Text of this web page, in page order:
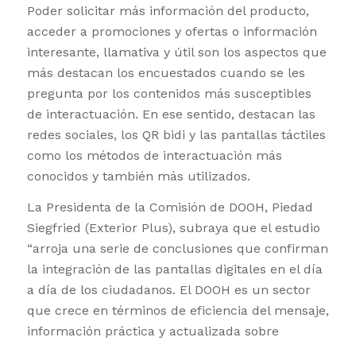
Poder solicitar más información del producto,
acceder a promociones y ofertas o información
interesante, llamativa y útil son los aspectos que
más destacan los encuestados cuando se les
pregunta por los contenidos más susceptibles
de interactuación. En ese sentido, destacan las
redes sociales, los QR bidi y las pantallas táctiles
como los métodos de interactuación más
conocidos y también más utilizados.
La Presidenta de la Comisión de DOOH, Piedad
Siegfried (Exterior Plus), subraya que el estudio
“arroja una serie de conclusiones que confirman
la integración de las pantallas digitales en el día
a día de los ciudadanos. El DOOH es un sector
que crece en términos de eficiencia del mensaje,
información práctica y actualizada sobre